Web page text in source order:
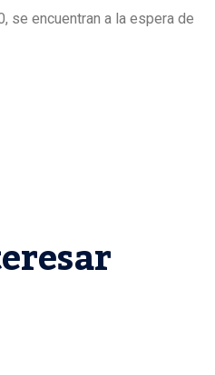
se encuentran a la espera de